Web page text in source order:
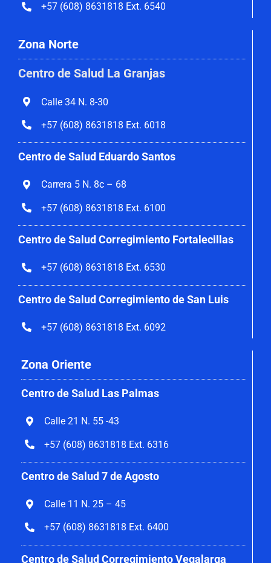
+57 (608) 8631818 Ext. 6540
Zona Norte
Centro de Salud La Granjas
Calle 34 N. 8-30
+57 (608) 8631818 Ext. 6018
Centro de Salud Eduardo Santos
Carrera 5 N. 8c – 68
+57 (608) 8631818 Ext. 6100
Centro de Salud Corregimiento Fortalecillas
+57 (608) 8631818 Ext. 6530
Centro de Salud Corregimiento de San Luis
+57 (608) 8631818 Ext. 6092
Zona Oriente
Centro de Salud Las Palmas
Calle 21 N. 55 -43
+57 (608) 8631818 Ext. 6316
Centro de Salud 7 de Agosto
Calle 11 N. 25 – 45
+57 (608) 8631818 Ext. 6400
Centro de Salud Corregimiento Vegalarga